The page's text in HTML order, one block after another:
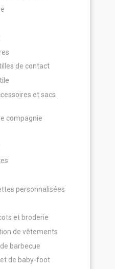
de contact
et sacs
compagnie
personnalisées
et broderie
de vêtements
barbecue
de baby-foot